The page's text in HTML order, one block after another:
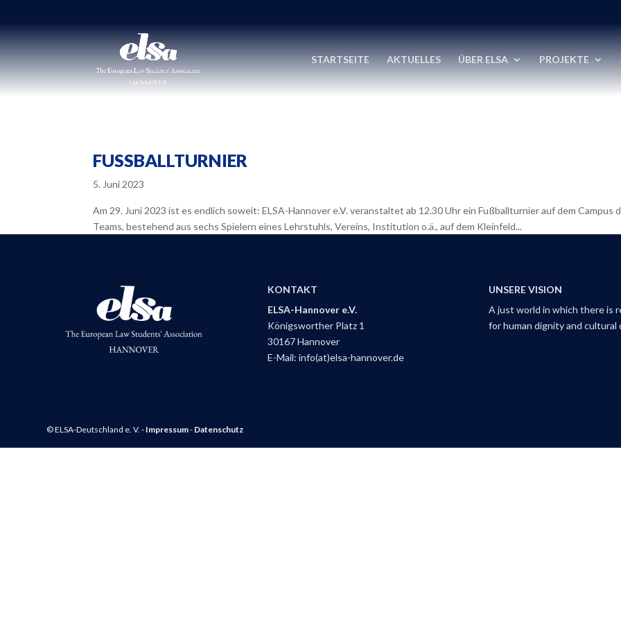
STARTSEITE AKTUELLES ÜBER ELSA PROJEKTE
FUSSBALLTURNIER
5. Juni 2023
Am 29. Juni 2023 ist es endlich soweit: ELSA-Hannover e.V. veranstaltet ab 12.30 Uhr ein Fußballturnier auf dem
Teams, bestehend aus sechs Spielern eines Lehrstuhls, Vereins, Institution o.ä., auf dem Kleinfeld...
KONTAKT
ELSA-Hannover e.V.
Königsworther Platz 1
30167 Hannover
E-Mail:info(at)elsa-hannover.de
UNSERE VISION
A just world in which there is
for human dignity and cultural
© ELSA-Deutschland e. V. - Impressum- Datenschutz